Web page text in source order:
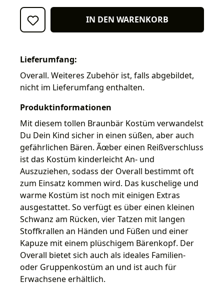
IN DEN WARENKORB
Lieferumfang:
Overall. Weiteres Zubehör ist, falls abgebildet,
nicht im Lieferumfang enthalten.
Produktinformationen
Mit diesem tollen Braunbär Kostüm verwandelst
Du Dein Kind sicher in einen süßen, aber auch
gefährlichen Bären. Ãœber einen Reißverschluss
ist das Kostüm kinderleicht An- und
Auszuziehen, sodass der Overall bestimmt oft
zum Einsatz kommen wird. Das kuschelige und
warme Kostüm ist noch mit einigen Extras
ausgestattet. So verfügt es über einen kleinen
Schwanz am Rücken, vier Tatzen mit langen
Stoffkrallen an Händen und Füßen und einer
Kapuze mit einem plüschigem Bärenkopf. Der
Overall bietet sich auch als ideales Familien-
oder Gruppenkostüm an und ist auch für
Erwachsene erhältlich.